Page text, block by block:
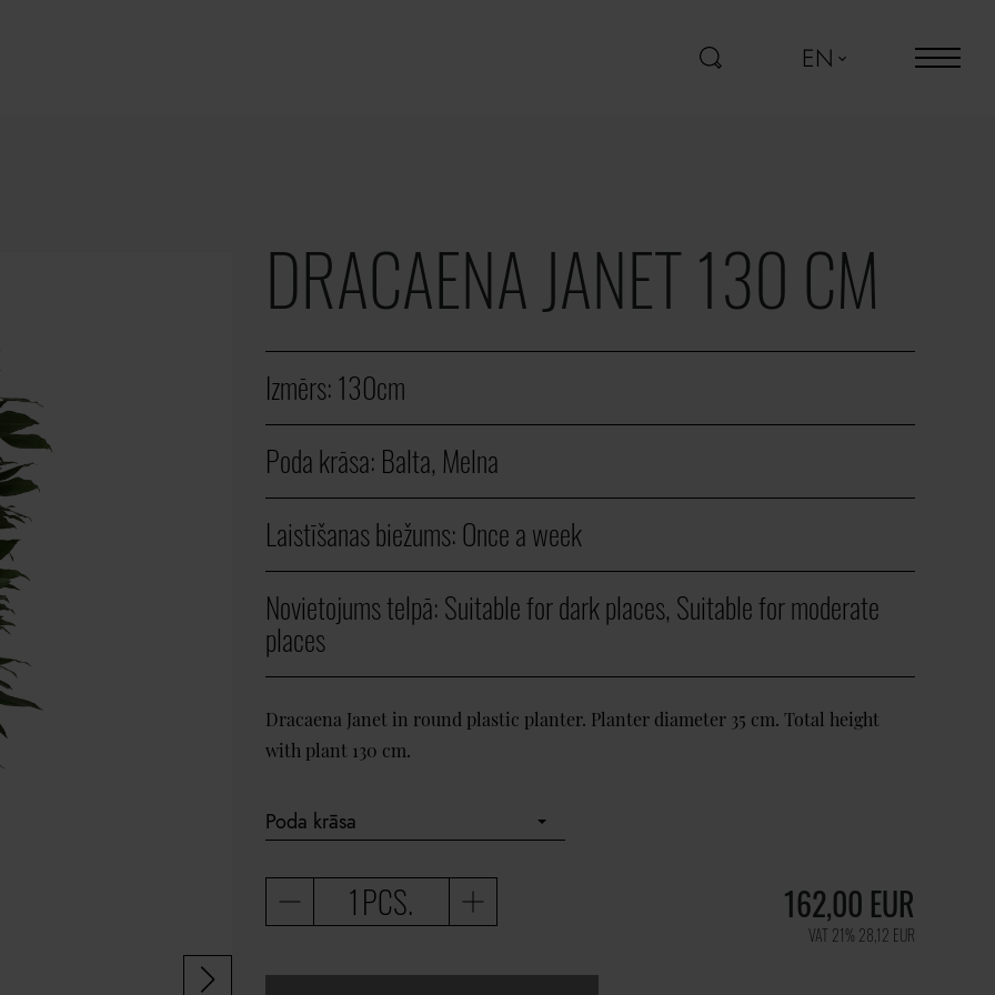
EN
DRACAENA JANET 130 CM
Izmērs:130cm
Poda krāsa: Balta, Melna
Laistīšanas biežums:Once a week
Novietojums telpā:Suitable for dark places, Suitable for moderate
places
Dracaena Janet in round plastic planter. Planter diameter 35 cm. Total height
with plant 130 cm.
PCS. 162,00 EUR
VAT 21% 28,12 EUR